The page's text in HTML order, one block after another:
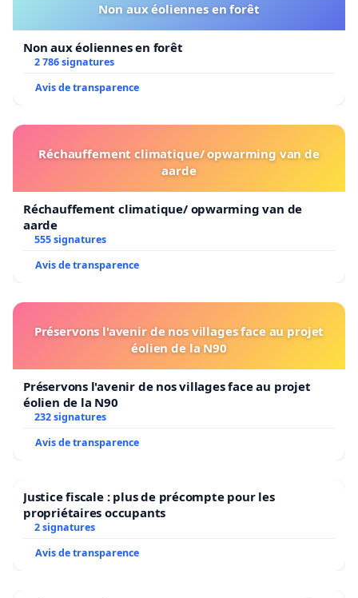
Non aux éoliennes en forêt
Non aux éoliennes en forêt
2 786 signatures
Avis de transparence
Réchauffement climatique/ opwarming van de
aarde
Réchauffement climatique/ opwarming van de
aarde
555 signatures
Avis de transparence
Préservons l'avenir de nos villages face au projet
éolien de la N90
Préservons l'avenir de nos villages face au projet
éolien de la N90
232 signatures
Avis de transparence
Justice fiscale : plus de précompte pour les
propriétaires occupants
2 signatures
Avis de transparence